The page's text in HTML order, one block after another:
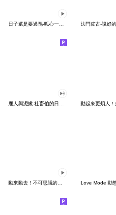
日子還是要過鴨-呱心一下鴨
Love Mode 動